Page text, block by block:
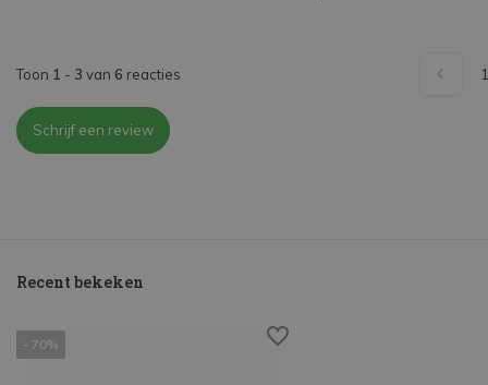
Toon 1 - 3 van 6 reacties 1
Schrijf een review
Recent bekeken
- 70%